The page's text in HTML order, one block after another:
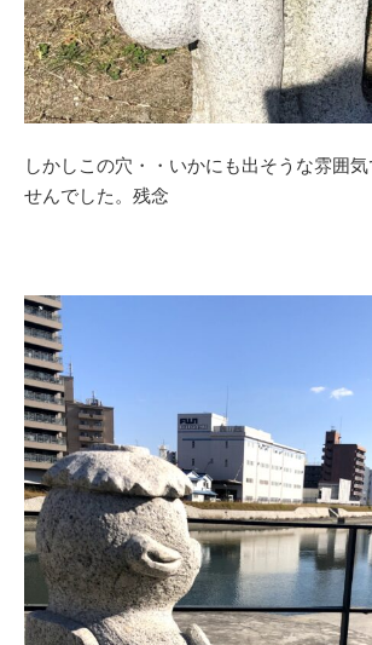
しかしこの穴・・いかにも出そうな雰囲
せんでした。残念